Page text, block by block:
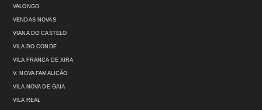
VALONGO
VENDAS NOVAS
VIANA DO CASTELO
VILA DO CONDE
VILA FRANCA DE XIRA
V. NOVA FAMALICÃO
VILA NOVA DE GAIA
VILA REAL